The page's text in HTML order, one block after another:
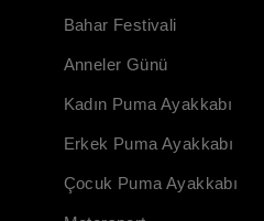
Bahar Festivali
Anneler Günü
Kadın Puma Ayakkabı
Erkek Puma Ayakkabı
Çocuk Puma Ayakkabı